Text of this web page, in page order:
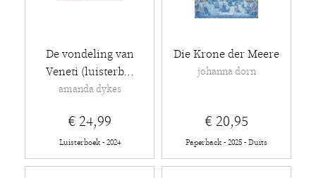
De vondeling van
Veneti (luisterb...
amanda dykes
€ 24,99
Luisterboek - 2024
Die Krone der Meere
johanna dorn
€ 20,95
Paperback - 2025 - Duits